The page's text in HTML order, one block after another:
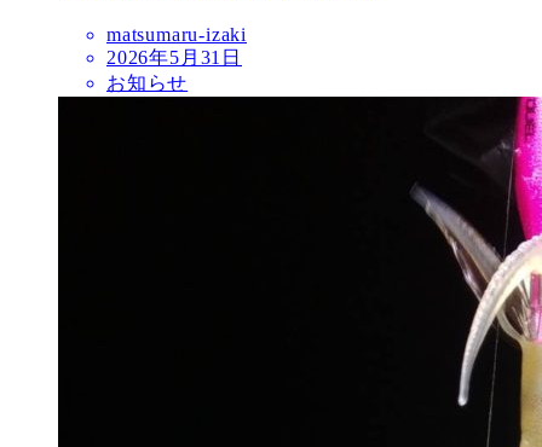
matsumaru-izaki
2026年5月31日
お知らせ